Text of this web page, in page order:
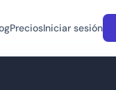
PreciosIniciar sesión